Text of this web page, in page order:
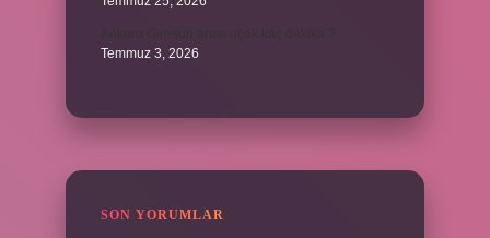
Temmuz 3, 2026
SON YORUMLAR